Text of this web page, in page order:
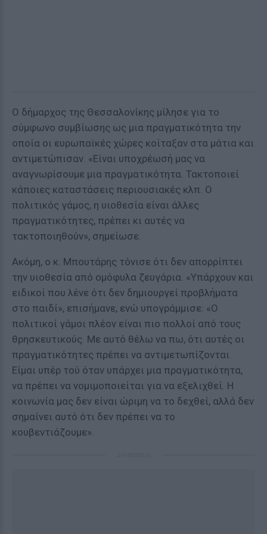
Ο δήμαρχος της Θεσσαλονίκης μίλησε για το
σύμφωνο συμβίωσης ως μια πραγματικότητα την
οποία οι ευρωπαϊκές χώρες κοίταξαν στα μάτια και
αντιμετώπισαν. «Είναι υποχρέωσή μας να
αναγνωρίσουμε μια πραγματικότητα. Τακτοποιεί
κάποιες καταστάσεις περιουσιακές κλπ. Ο
πολιτικός γάμος, η υιοθεσία είναι άλλες
πραγματικότητες, πρέπει κι αυτές να
τακτοποιηθούν», σημείωσε.
Ακόμη, ο κ. Μπουτάρης τόνισε ότι δεν απορρίπτει
την υιοθεσία από ομόφυλα ζευγάρια. «Υπάρχουν και
ειδικοί που λένε ότι δεν δημιουργεί προβλήματα
στο παιδί», επισήμανε, ενώ υπογράμμισε: «Ο
πολιτικοί γάμοι πλέον είναι πιο πολλοί από τους
θρησκευτικούς. Με αυτό θέλω να πω, ότι αυτές οι
πραγματικότητες πρέπει να αντιμετωπίζονται.
Είμαι υπέρ τού όταν υπάρχει μια πραγματικότητα,
να πρέπει να νομιμοποιείται για να εξελιχθεί. Η
κοινωνία μας δεν είναι ώριμη να το δεχθεί, αλλά δεν
σημαίνει αυτό ότι δεν πρέπει να το
κουβεντιάζουμε».